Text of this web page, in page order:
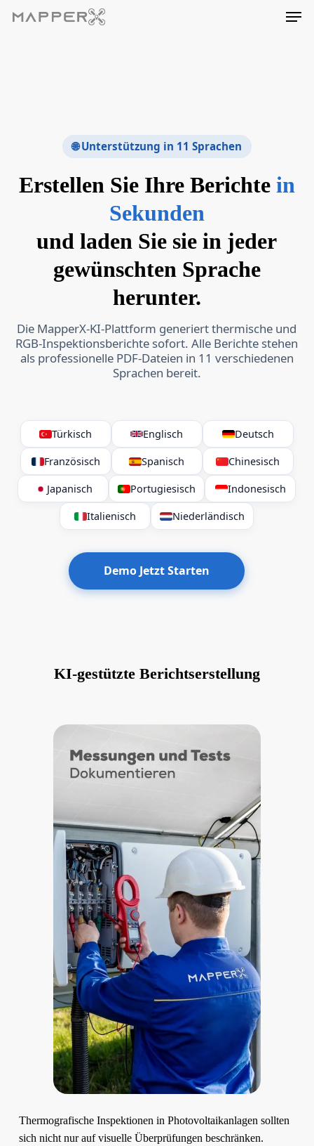
Menu
🌐 Unterstützung in 11 Sprachen
Erstellen Sie Ihre Berichte in
Sekunden
und laden Sie sie in jeder
gewünschten Sprache
herunter.
Die MapperX-KI-Plattform generiert thermische und
RGB-Inspektionsberichte sofort. Alle Berichte stehen
als professionelle PDF-Dateien in 11 verschiedenen
Sprachen bereit.
Türkisch Englisch Deutsch
Französisch Spanisch Chinesisch
Japanisch Portugiesisch Indonesisch
Italienisch Niederländisch
Demo Jetzt Starten
KI-gestützte Berichtserstellung
Thermografische Inspektionen in Photovoltaikanlagen sollten
sich nicht nur auf visuelle Überprüfungen beschränken.